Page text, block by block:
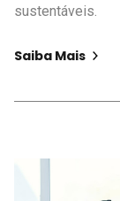
sustentáveis.
Saiba Mais